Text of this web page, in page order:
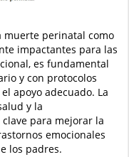
muerte perinatal como
impactantes para las
es fundamental
y con protocolos
apoyo adecuado. La
y la
para mejorar la
emocionales
los padres.